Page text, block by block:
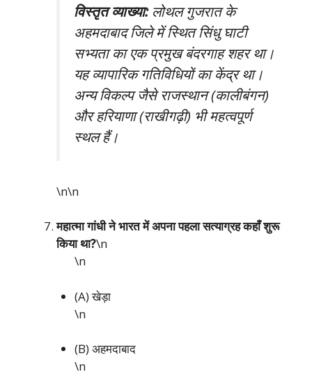
विस्तृत व्याख्या:लोथल गुजरात के
अहमदाबाद जिले में स्थित सिंधु घाटी
सभ्यता का एक प्रमुख बंदरगाह शहर था।
यह व्यापारिक गतिविधियों का केंद्र था।
अन्य विकल्प जैसे राजस्थान (कालीबंगन)
और हरियाणा (राखीगढ़ी) भी महत्वपूर्ण
स्थल हैं।
\n\n
महात्मा गांधी ने भारत में अपना पहला सत्याग्रह कहाँ शुरू
किया था?\n
\n
(A) खेड़ा
\n
(B) अहमदाबाद
\n